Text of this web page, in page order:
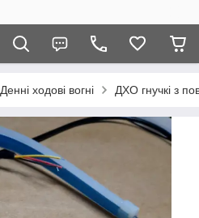
Денні ходові вогні ДХО гнучкі з